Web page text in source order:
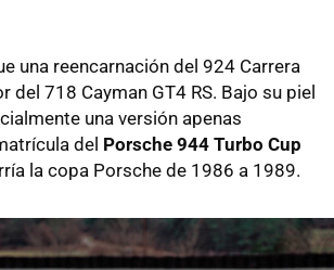
una reencarnación del 924 Carrera
del 718 Cayman GT4 RS. Bajo su piel
una versión apenas
del Porsche 944 Turbo Cup
la copa Porsche de 1986 a 1989.